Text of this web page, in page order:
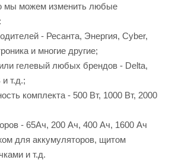
мы можем изменить любые
- Ресанта, Энергия, Cyber,
и многие другие;
гелевый любых брендов - Delta,
т.д.;
комплекта - 500 Вт, 1000 Вт, 2000
- 65Ач, 200 Ач, 400 Ач, 1600 Ач
для аккумуляторов, щитом
и т.д.